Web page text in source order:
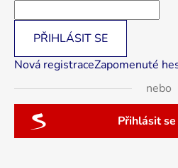
PŘIHLÁSIT SE
Nová registraceZapomenuté
nebo
Přihlásit